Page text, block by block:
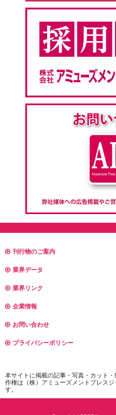
刊行物のご案内
業界データ
業界リンク
企業情報
お問い合わせ
プライバシーポリシー
本サイトに掲載の記事・写真・カット
作権は（株）アミューズメントプレス
す。